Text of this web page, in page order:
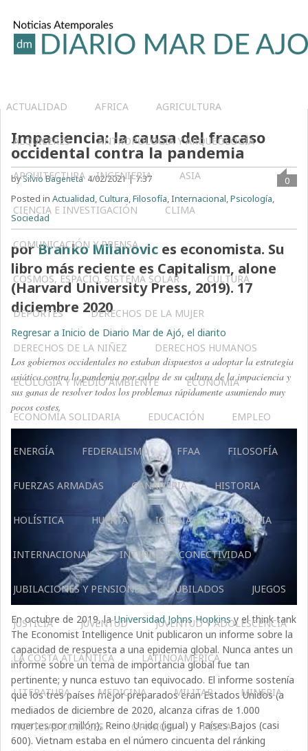
ACTUALIDAD AFRICA AGRICULTURA
ALQUILERES ANTROPOLOGÍA Y ARQUEOLOGÍA
ARQUITECTURA – INGENIERIA ASIA
CIENCIA E INVESTIGACIÓN CLIMA
COMUNICACIÓN Y PRENSA
COSMOS, ESPACIO, SISTEMA SOLAR CULTURA
DEPORTES DERECHOS DE LA MUJER
DERECHOS DE LA NIÑEZ DERECHOS HUMANOS
ECOLOGÍA Y MEDIO AMBIENTE ECONOMÍA
ECONOMÍA SOLIDARIA EDUCACIÓN EMPLEO
ENERGÍA FEDERALISMO FFAA FILOSOFÍA
FUERZAS ARMADAS GANADERIA HISTORIA
HOLÍSTICA HUERTA IGLESIA INDUSTRIA
INTERNACIONAL INTERNET – CONECTIVIDAD
JUBILACIONES Y PENSIONES JUBILADOS JUEGOS
JUSTICIA JUVENTUD JUVENTUD Y ADOLESCENCIA
LA COSTA ATLÁNTICA LATINOAMERICA
LITERATURA MEDICINA MILITAR MINERIA
NOTICIAS LOCALES OPINIÓN PESCA
Impaciencia: la causa del fracaso
occidental contra la pandemia
bySilvio Bageneta 4/02/2021 | 7:37
0
Posted inActualidad,Cultura,Filosofía,Internacional,Psicología,
Sociedad
porBranko Milanovic es economista. Su
libro más reciente es Capitalism, alone
(Harvard University Press, 2019). 17
diciembre 2020
Regresar a Inicio de Diario Mar de Ajó, el diarito
Los gobiernos occidentales no estaban dispuestos a adoptar la estrategia
asiática contra la pandemia por culpa de su cultura de la impaciencia y
sus ganas de resolver todos los problemas rápidamente asumiendo muy
pocos costes.
En octubre de 2019, laUniversidad Johns Hopkinsy el think tank
The Economist Intelligence Unit publicaron un informe sobre la
capacidad de respuesta a una epidemia global. Nunca antes un
informe sobre un tema de importancia global fue tan
pertinente; y nunca estuvo tan equivocado. El informe sostenía
que los tres países mejor preparados eran Estados Unidos (a
mediados de diciembre de 2020, alcanza cifras de 1.000
muertes por millón), Reino Unido (igual) y Países Bajos (casi
600). Vietnam estaba en el número cincuenta del ránking